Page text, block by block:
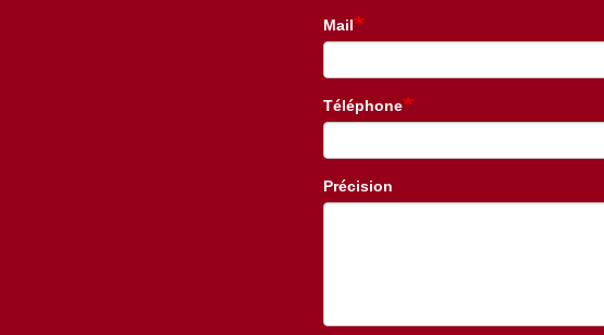
Mail
Téléphone
Précision